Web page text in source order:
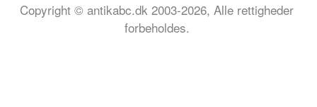
Copyright © antikabc.dk 2003-2026, Alle rettigheder
forbeholdes.